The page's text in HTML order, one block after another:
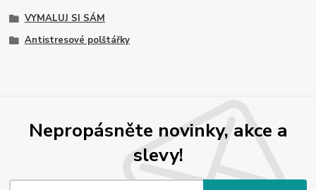
VYMALUJ SI SÁM
Antistresové polštářky
Nepropásněte novinky, akce a
slevy!